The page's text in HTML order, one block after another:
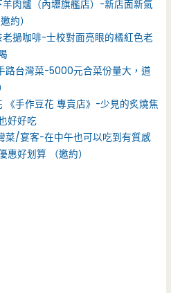
肉爐（內壢旗艦店）-新店面新氣
約）
撾咖啡-士校對面亮眼的橘紅色老
路台灣菜-5000元合菜份量大，道
《手作豆花 專賣店》-少見的炙燒焦
好好吃
菜/宴客-在中午也可以吃到有質感
惠好划算 （邀約）